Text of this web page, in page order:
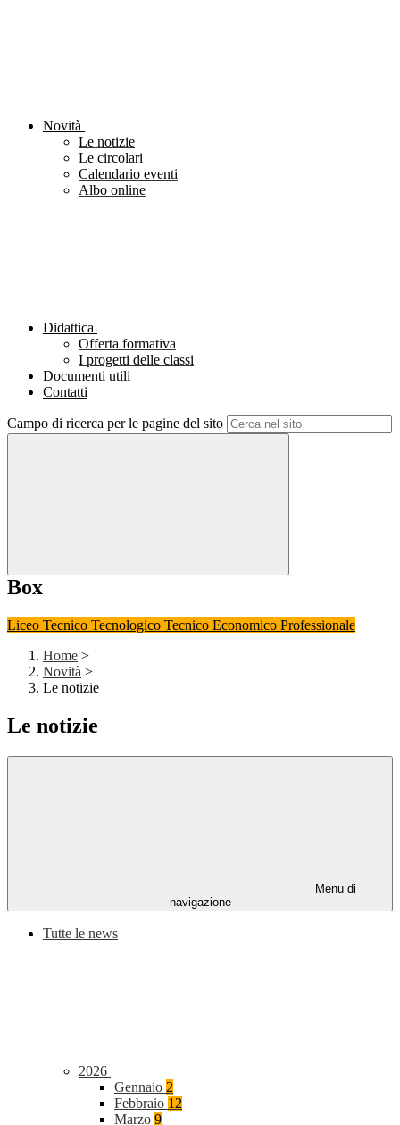
Novità
Le notizie
Le circolari
Calendario eventi
Albo online
Didattica
Offerta formativa
I progetti delle classi
Documenti utili
Contatti
Campo di ricerca per le pagine del sito
Box
Liceo Tecnico Tecnologico Tecnico Economico Professionale
Home >
Novità >
Le notizie
Le notizie
Menu di
navigazione
Tutte le news
2026
Gennaio 2
Febbraio 12
Marzo 9